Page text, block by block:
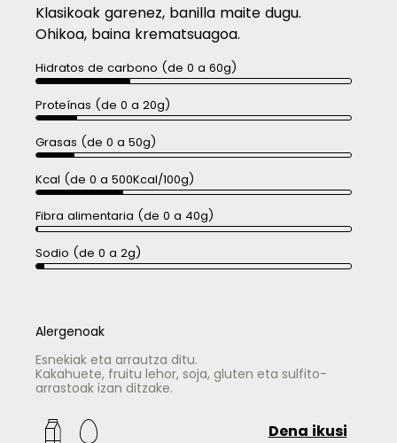
Klasikoak garenez, banilla maite dugu.
Ohikoa, baina krematsuagoa.
Hidratos de carbono (de 0 a 60g)
Proteínas (de 0 a 20g)
Grasas (de 0 a 50g)
Kcal (de 0 a 500Kcal/100g)
Fibra alimentaria (de 0 a 40g)
Sodio (de 0 a 2g)
Alergenoak
Esnekiak eta arrautza ditu.
Kakahuete, fruitu lehor, soja, gluten eta sulfito-
arrastoak izan ditzake.
Dena ikusi